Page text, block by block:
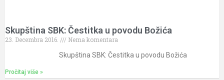
Skupština SBK: Čestitka u povodu Božića
23. Decembra 2016.
Nema komentara
Skupština SBK: Čestitka u povodu Božića
Pročitaj više »